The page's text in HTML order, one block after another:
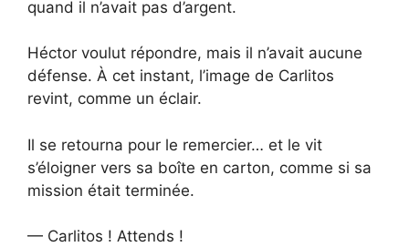
quand il n’avait pas d’argent.
Héctor voulut répondre, mais il n’avait aucune
défense. À cet instant, l’image de Carlitos
revint, comme un éclair.
Il se retourna pour le remercier… et le vit
s’éloigner vers sa boîte en carton, comme si sa
mission était terminée.
— Carlitos ! Attends !